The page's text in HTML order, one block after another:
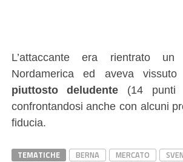
L’attaccante era rientrato
Nordamerica ed aveva vissuto
piuttosto deludente (14 punti
confrontandosi anche con alcuni
fiducia.
TEMATICHE BERNA MERCATO